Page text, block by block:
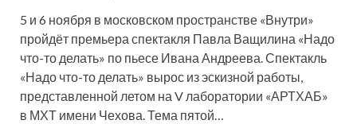
5 и 6 ноября в московском пространстве «Внутри»
пройдёт премьера спектакля Павла Ващилина «Надо
что-то делать» по пьесе Ивана Андреева. Спектакль
«Надо что-то делать» вырос из эскизной работы,
представленной летом на V лаборатории «АРТХАБ»
в МХТ имени Чехова. Тема пятой…